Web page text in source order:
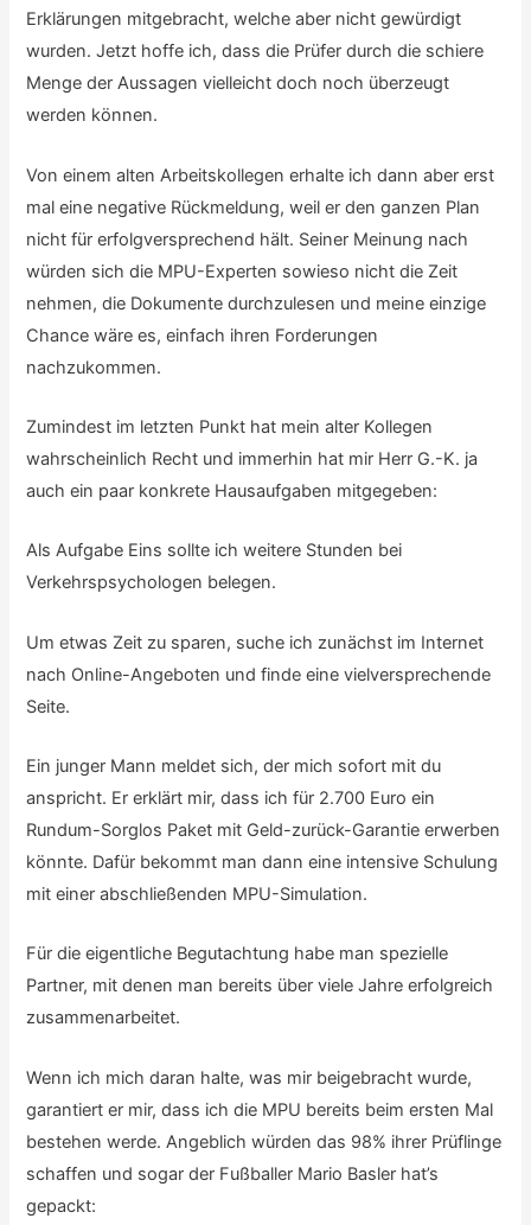
Erklärungen mitgebracht, welche aber nicht gewürdigt
wurden. Jetzt hoffe ich, dass die Prüfer durch die schiere
Menge der Aussagen vielleicht doch noch überzeugt
werden können.
Von einem alten Arbeitskollegen erhalte ich dann aber erst
mal eine negative Rückmeldung, weil er den ganzen Plan
nicht für erfolgversprechend hält. Seiner Meinung nach
würden sich die MPU-Experten sowieso nicht die Zeit
nehmen, die Dokumente durchzulesen und meine einzige
Chance wäre es, einfach ihren Forderungen
nachzukommen.
Zumindest im letzten Punkt hat mein alter Kollegen
wahrscheinlich Recht und immerhin hat mir Herr G.-K. ja
auch ein paar konkrete Hausaufgaben mitgegeben:
Als Aufgabe Eins sollte ich weitere Stunden bei
Verkehrspsychologen belegen.
Um etwas Zeit zu sparen, suche ich zunächst im Internet
nach Online-Angeboten und finde eine vielversprechende
Seite.
Ein junger Mann meldet sich, der mich sofort mit du
anspricht. Er erklärt mir, dass ich für 2.700 Euro ein
Rundum-Sorglos Paket mit Geld-zurück-Garantie erwerben
könnte. Dafür bekommt man dann eine intensive Schulung
mit einer abschließenden MPU-Simulation.
Für die eigentliche Begutachtung habe man spezielle
Partner, mit denen man bereits über viele Jahre erfolgreich
zusammenarbeitet.
Wenn ich mich daran halte, was mir beigebracht wurde,
garantiert er mir, dass ich die MPU bereits beim ersten Mal
bestehen werde. Angeblich würden das 98% ihrer Prüflinge
schaffen und sogar der Fußballer Mario Basler hat’s
gepackt: